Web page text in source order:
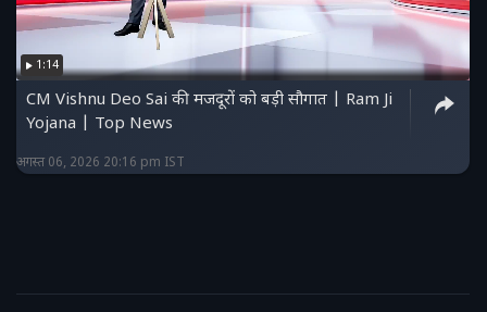
1:14
CM Vishnu Deo Sai की मजदूरों को बड़ी सौगात | Ram Ji
Yojana | Top News
अगस्त 06, 2026 20:16 pm IST